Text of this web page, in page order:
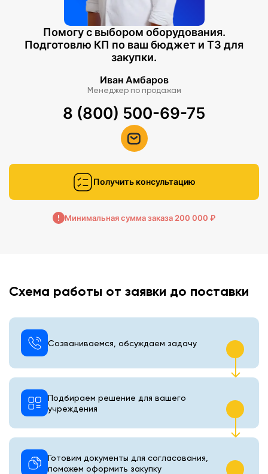
Помогу с выбором оборудования.
Подготовлю КП по ваш бюджет и ТЗ для
закупки.
Иван Амбаров
Менеджер по продажам
8 (800) 500-69-75
Получить консультацию
Минимальная сумма заказа 200 000 ₽
Схема работы от заявки до поставки
Созваниваемся, обсуждаем задачу
Подбираем решение для вашего
учреждения
Готовим документы для согласования,
поможем оформить закупку